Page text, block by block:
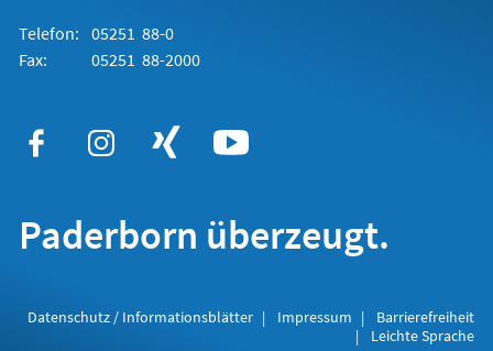
Telefon: 05251 88-0
Fax:
05251 88-2000
Paderborn überzeugt.
Datenschutz / Informationsblätter Impressum
Barrierefreiheit
Leichte Sprache